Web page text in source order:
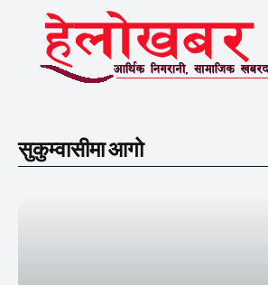
सुकुम्वासीमा आगो